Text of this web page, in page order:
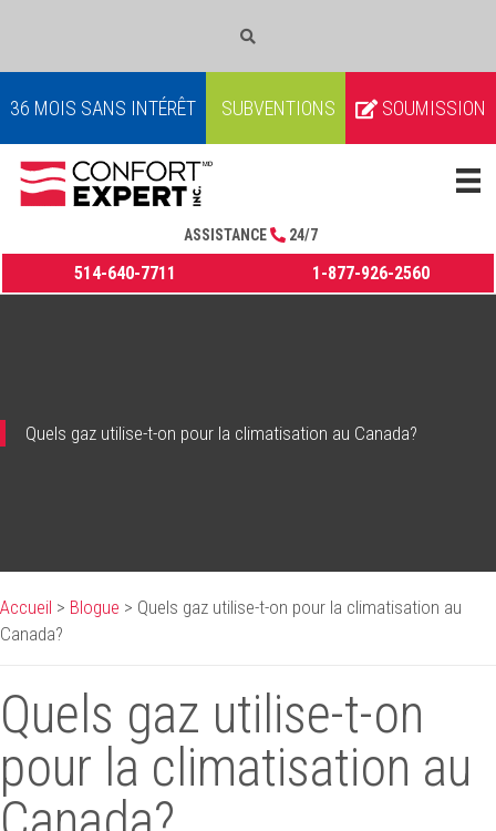
36 MOIS SANS INTÉRÊT SUBVENTIONS SOUMISSION
ASSISTANCE 24/7
514-640-7711 1-877-926-2560
Quels gaz utilise-t-on pour la climatisation au Canada?
Accueil > Blogue > Quels gaz utilise-t-on pour la climatisation au
Canada?
Quels gaz utilise-t-on
pour la climatisation au